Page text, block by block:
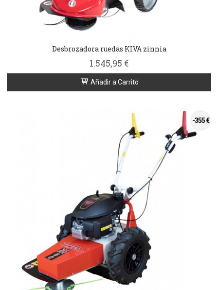
Desbrozadora ruedas KIVA zinnia
1.545,95 €
Añadir a Carrito
-355 €